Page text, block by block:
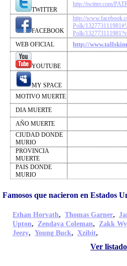
TWITTER
http://twitter.com/
FACEBOOK
http://
Polk/
Polk/
WEB OFICIAL
http://
YOUTUBE
MY SPACE
MOTIVO MUERTE
DIA MUERTE
AÑO MUERTE
CIUDAD DONDE
MURIO
PROVINCIA
MUERTE
PAIS DONDE
MURIO
Famosos que nacieron en Estados
Ethan Horvath, Thomas Garner,
Upton, Zendaya Coleman, Zakk
Jeezy, Young Buck, Xzibit,
Ver